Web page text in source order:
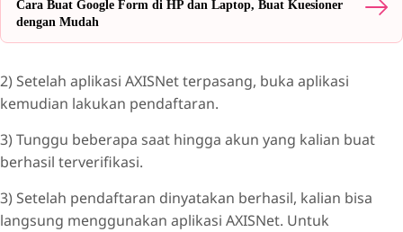
Cara Buat Google Form di HP dan Laptop, Buat Kuesioner
dengan Mudah
2) Setelah aplikasi AXISNet terpasang, buka aplikasi
kemudian lakukan pendaftaran.
3) Tunggu beberapa saat hingga akun yang kalian buat
berhasil terverifikasi.
3) Setelah pendaftaran dinyatakan berhasil, kalian bisa
langsung menggunakan aplikasi AXISNet. Untuk